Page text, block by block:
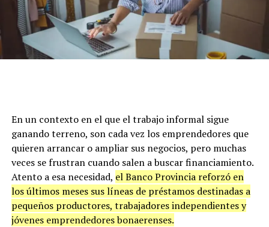
En un contexto en el que el trabajo informal sigue
ganando terreno, son cada vez los emprendedores que
quieren arrancar o ampliar sus negocios, pero muchas
veces se frustran cuando salen a buscar financiamiento.
Atento a esa necesidad, el Banco Provincia reforzó en
los últimos meses sus líneas de préstamos destinadas a
pequeños productores, trabajadores independientes y
jóvenes emprendedores bonaerenses.